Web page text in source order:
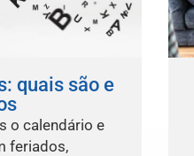
quais são e
o calendário e
feriados,